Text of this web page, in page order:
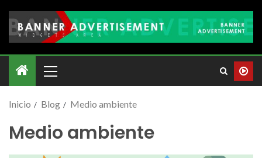
Inicio Blog Medio ambiente
Medio ambiente